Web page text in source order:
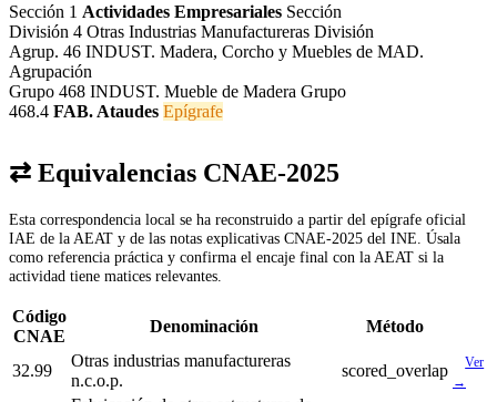
Sección 1 Actividades Empresariales Sección
División 4 Otras Industrias Manufactureras División
Agrup. 46 INDUST. Madera, Corcho y Muebles de MAD.
Agrupación
Grupo 468 INDUST. Mueble de Madera Grupo
468.4 FAB. Ataudes Epígrafe
⇄ Equivalencias CNAE-2025
Esta correspondencia local se ha reconstruido a partir del epígrafe oficial
IAE de la AEAT y de las notas explicativas CNAE-2025 del INE. Úsala
como referencia práctica y confirma el encaje final con la AEAT si la
actividad tiene matices relevantes.
Código
CNAE
Denominación Método
32.99
Otras industrias manufactureras
n.c.o.p.
scored_overlap
Ver
→